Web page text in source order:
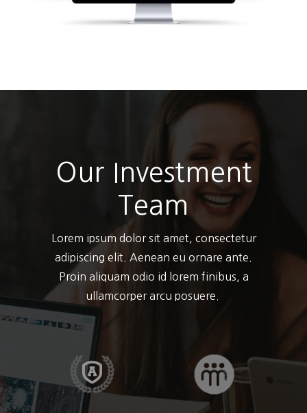
Our Investment
Team
Lorem ipsum dolor sit amet, consectetur
adipiscing elit. Aenean eu ornare ante.
Proin aliquam odio id lorem finibus, a
ullamcorper arcu posuere.